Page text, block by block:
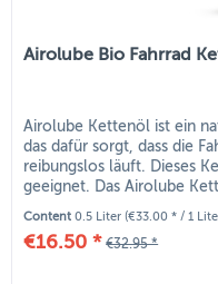
Airolube Bio Fahrrad
Airolube Kettenöl ist ein
das dafür sorgt, dass die
reibungslos läuft. Dieses
geeignet. Das Airolube
Content0.5 Liter(€33.00 * / 1
€16.50 * €32.95 *